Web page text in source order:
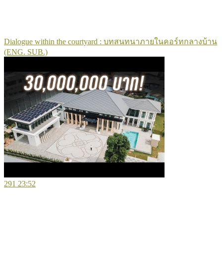
Dialogue within the courtyard : บทสนทนาภายในคอร์ทกลางบ้าน
(ENG. SUB.)
291 23:52